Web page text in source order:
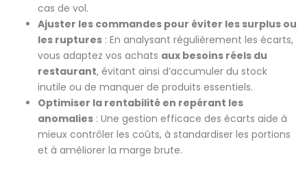
cas de vol.
Ajuster les commandes pour éviter les surplus ou
les ruptures : En analysant régulièrement les écarts,
vous adaptez vos achats aux besoins réels du
restaurant, évitant ainsi d’accumuler du stock
inutile ou de manquer de produits essentiels.
Optimiser la rentabilité en repérant les
anomalies : Une gestion efficace des écarts aide à
mieux contrôler les coûts, à standardiser les portions
et à améliorer la marge brute.